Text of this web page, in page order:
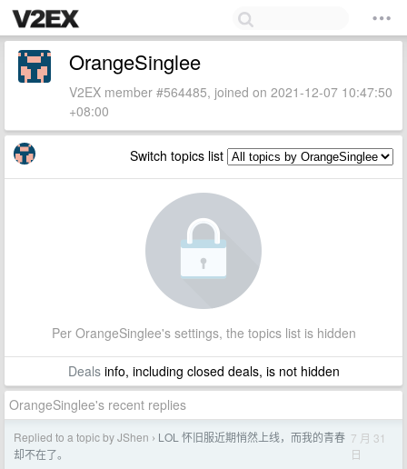
OrangeSinglee
V2EX member #564485, joined on 2021-12-07 10:47:50
+08:00
Switch topics list
Per OrangeSinglee's settings, the topics list is hidden
Dealsinfo, including closed deals, is not hidden
OrangeSinglee's recent replies
Replied to a topic by JShen › LOL 怀旧服近期悄然上线，而我的青春
却不在了。
7 月 31
日